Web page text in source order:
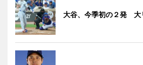
大谷、今季初の２発 大